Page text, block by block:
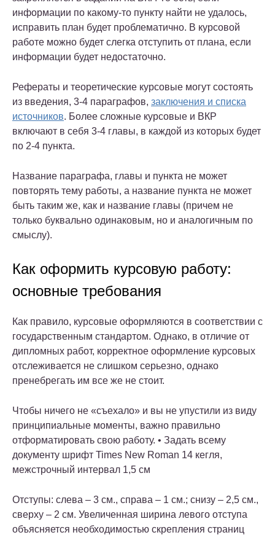
информации по какому-то пункту найти не удалось,
исправить план будет проблематично. В курсовой
работе можно будет слегка отступить от плана, если
информации будет недостаточно.
Рефераты и теоретические курсовые могут состоять
из введения, 3-4 параграфов, заключения и списка
источников. Более сложные курсовые и ВКР
включают в себя 3-4 главы, в каждой из которых будет
по 2-4 пункта.
Название параграфа, главы и пункта не может
повторять тему работы, а название пункта не может
быть таким же, как и название главы (причем не
только буквально одинаковым, но и аналогичным по
смыслу).
Как оформить курсовую работу:
основные требования
Как правило, курсовые оформляются в соответствии с
государственным стандартом. Однако, в отличие от
дипломных работ, корректное оформление курсовых
отслеживается не слишком серьезно, однако
пренебрегать им все же не стоит.
Чтобы ничего не «съехало» и вы не упустили из виду
принципиальные моменты, важно правильно
отформатировать свою работу. • Задать всему
документу шрифт Times New Roman 14 кегля,
межстрочный интервал 1,5 см
Отступы: слева – 3 см., справа – 1 см.; снизу – 2,5 см.,
сверху – 2 см. Увеличенная ширина левого отступа
объясняется необходимостью скрепления страниц